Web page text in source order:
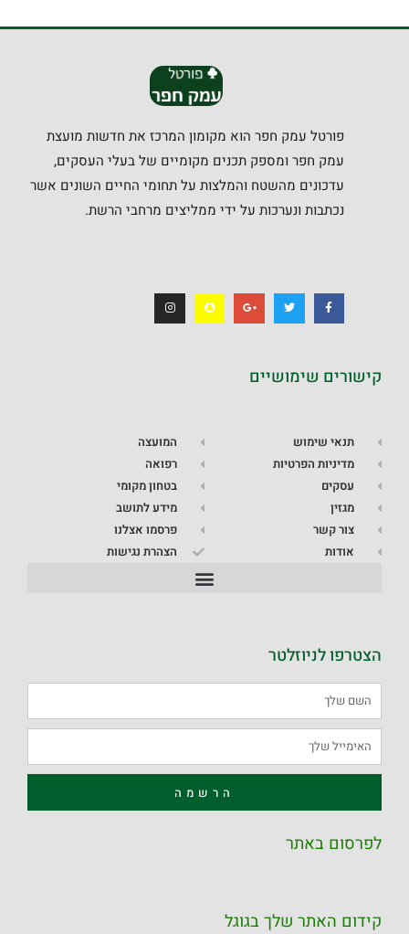
פורטל עמק חפר הוא מקומון המרכז את חדשות מועצת
עמק חפר ומספק תכנים מקומיים של בעלי העסקים,
עדכונים מהשטח והמלצות על תחומי החיים השונים אשר
נכתבות ונערכות על ידי ממליצים מרחבי הרשת.
קישורים שימושיים
תנאי שימוש
מדיניות הפרטיות
עסקים
מגזין
צור קשר
אודות
המועצה
רפואה
בטחון מקומי
מידע לתושב
פרסמו אצלנו
הצהרת נגישות
הצטרפו לניוזלטר
הרשמה
לפרסום באתר
קידום האתר שלך בגוגל